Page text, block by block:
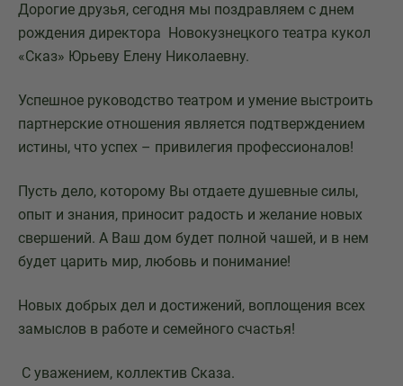
Дорогие друзья, сегодня мы поздравляем с днем
рождения директора Новокузнецкого театра кукол
«Сказ» Юрьеву Елену Николаевну.
Успешное руководство театром и умение выстроить
партнерские отношения является подтверждением
истины, что успех – привилегия профессионалов!
Пусть дело, которому Вы отдаете душевные силы,
опыт и знания, приносит радость и желание новых
свершений. А Ваш дом будет полной чашей, и в нем
будет царить мир, любовь и понимание!
Новых добрых дел и достижений, воплощения всех
замыслов в работе и семейного счастья!
С уважением, коллектив Cказа.